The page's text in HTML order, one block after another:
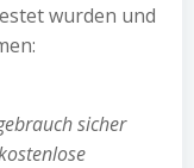
wurden und
sicher